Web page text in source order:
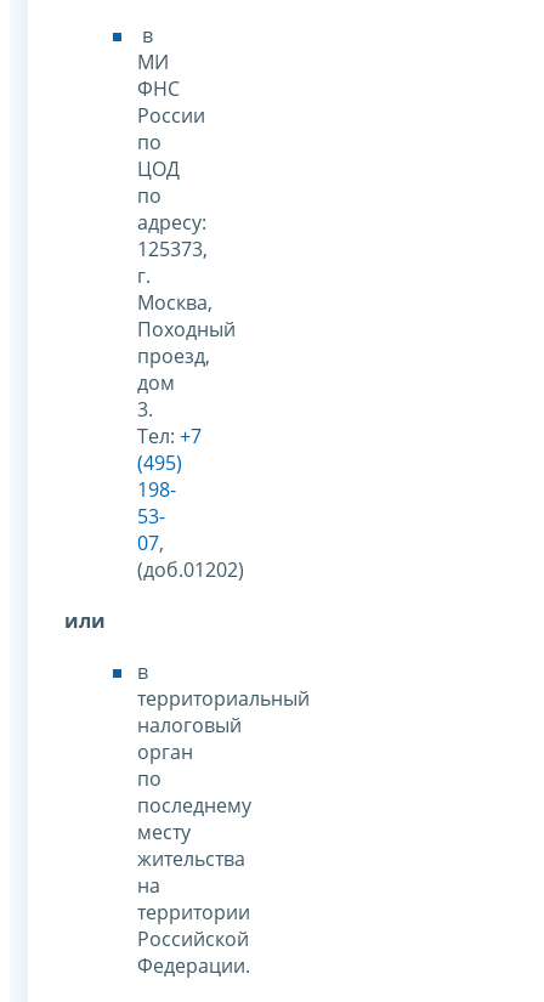
в
МИ
ФНС
России
по
ЦОД
по
адресу:
125373,
г.
Москва,
Походный
проезд,
дом
3.
Тел: +7
(495)
198-
53-
07,
(доб.01202)
или
в
территориальный
налоговый
орган
по
последнему
месту
жительства
на
территории
Российской
Федерации.